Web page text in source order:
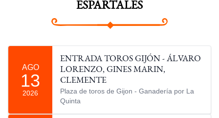
ESPARTALES
AGO
13
2026
ENTRADA TOROS GIJÓN - ÁLVARO
LORENZO, GINES MARIN,
CLEMENTE
Plaza de toros de Gijon - Ganadería por La
Quinta